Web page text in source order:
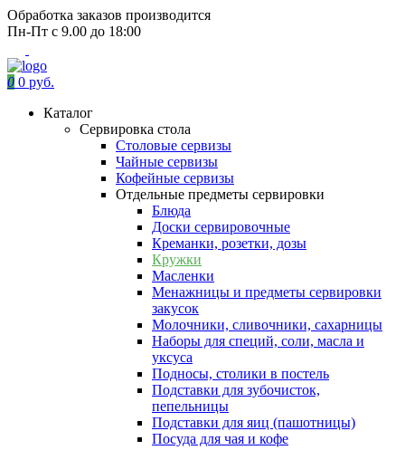
Обработка заказов производится
Пн-Пт с 9.00 до 18:00
0 0 руб.
Каталог
Сервировка стола
Столовые сервизы
Чайные сервизы
Кофейные сервизы
Отдельные предметы сервировки
Блюда
Доски сервировочные
Креманки, розетки, дозы
Кружки
Масленки
Менажницы и предметы сервировки
закусок
Молочники, сливочники, сахарницы
Наборы для специй, соли, масла и
уксуса
Подносы, столики в постель
Подставки для зубочисток,
пепельницы
Подставки для яиц (пашотницы)
Посуда для чая и кофе